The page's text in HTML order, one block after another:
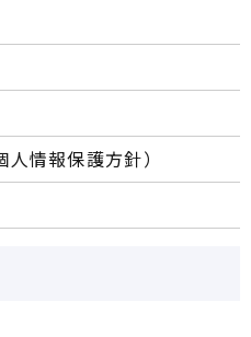
情報保護方針）